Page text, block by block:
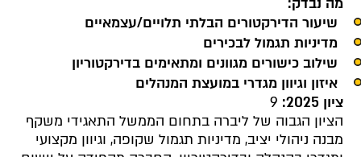
שיעור הדירקטורים הבלתי תלויים/עצמאיים
מדיניות תגמול לבכירים
שילוב כישורים מגוונים ומתאימים בדירקטוריון
איזון וגיוון מגדרי במועצת המנהלים
ציון 2025:
הציון הגבוה של ליברה בתחום הממשל התאגידי משקף
מבנה ניהולי יציב, מדיניות תגמול שקופה, וגיוון מקצועי